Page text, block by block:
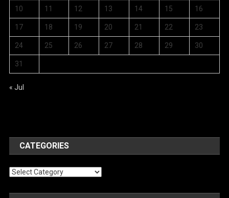
10 11 12 13 14 15 16
17 18 19 20 21 22 23
24 25 26 27 28 29 30
31
« Jul
CATEGORIES
Categories